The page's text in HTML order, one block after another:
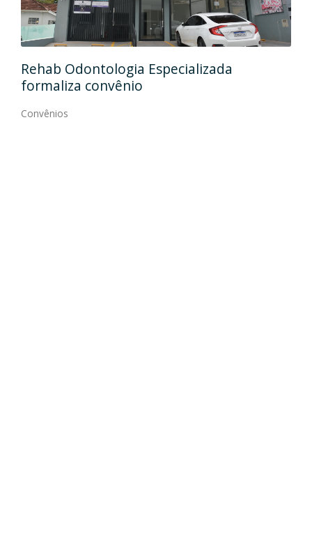
Rehab Odontologia Especializada
formaliza convênio
Convênios